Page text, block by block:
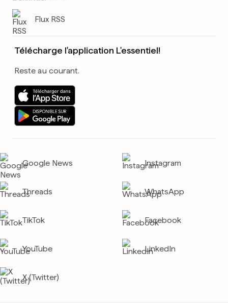
Flux RSS
Télécharge l'application L'essentiel!
Reste au courant.
Google News Instagram
Threads WhatsApp
TikTok Facebook
YouTube LinkedIn
X (Twitter)